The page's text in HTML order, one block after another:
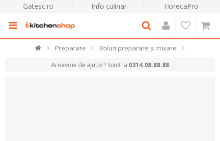
Gatesc.ro Info culinar HorecaPro
Preparare Boluri preparare și mixare
Ai nevoie de ajutor? Sună la 0314.08.88.88